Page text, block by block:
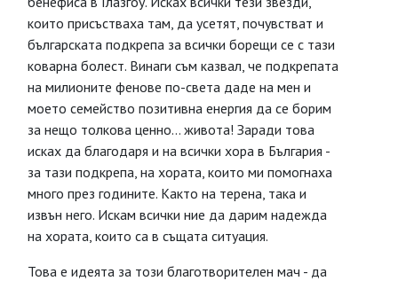
които присъстваха там, да усетят, почувстват и
българската подкрепа за всички борещи се с тази
коварна болест. Винаги съм казвал, че подкрепата
на милионите фенове по-света даде на мен и
моето семейство позитивна енергия да се борим
за нещо толкова ценно… живота! Заради това
исках да благодаря и на всички хора в България -
за тази подкрепа, на хората, които ми помогнаха
много през годините. Както на терена, така и
извън него. Искам всички ние да дарим надежда
на хората, които са в същата ситуация.
Това е идеята за този благотворителен мач - да